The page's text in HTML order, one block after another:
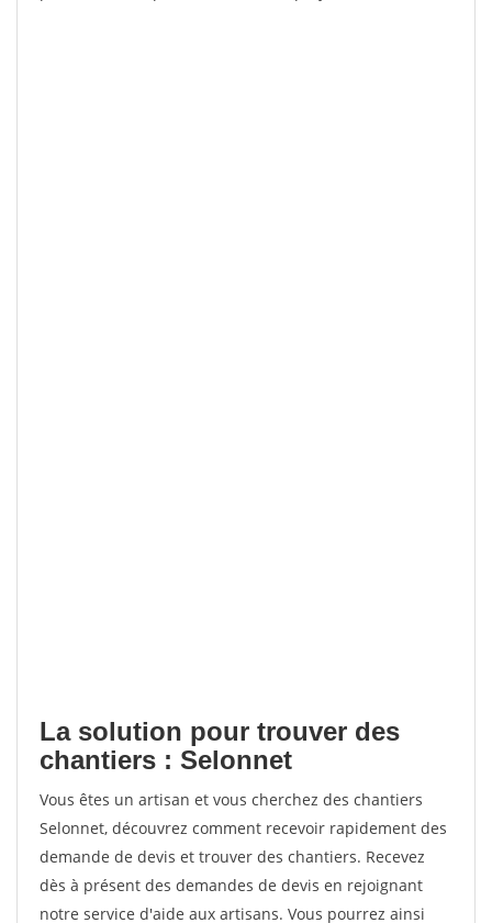
La solution pour trouver des
chantiers : Selonnet
Vous êtes un artisan et vous cherchez des chantiers
Selonnet, découvrez comment recevoir rapidement des
demande de devis et trouver des chantiers. Recevez
dès à présent des demandes de devis en rejoignant
notre service d'aide aux artisans. Vous pourrez ainsi